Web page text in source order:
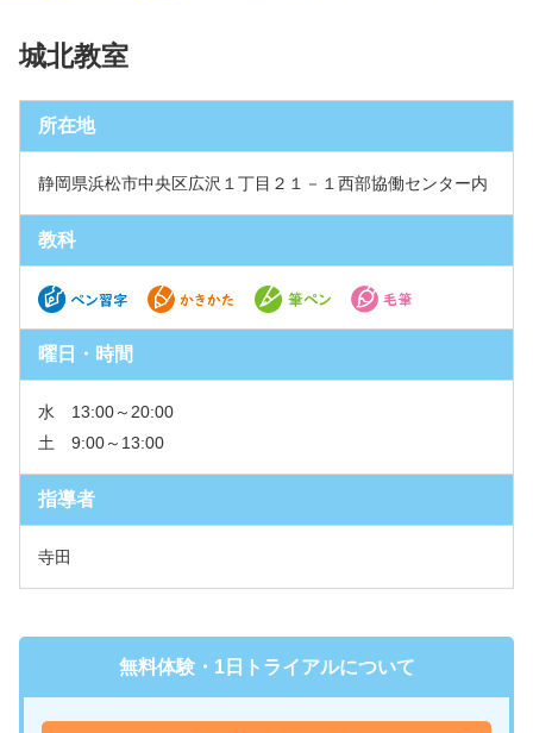
城北教室
所在地
静岡県浜松市中央区広沢１丁目２１－１西部協働センター内
教科
曜日・時間
水 13:00～20:00
土 9:00～13:00
指導者
寺田
無料体験・1日トライアルについて